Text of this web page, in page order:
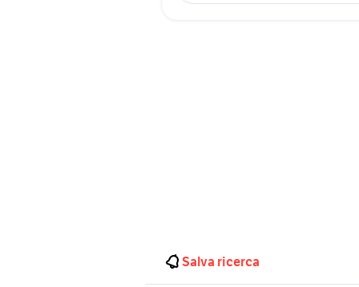
Salva ricerca